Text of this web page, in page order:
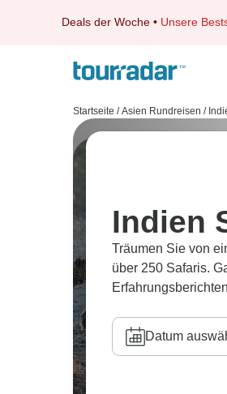
Deals der Woche • Unsere
Startseite / Asien Rundreisen /
Indien
Träumen Sie von
über 250 Safaris.
Datum